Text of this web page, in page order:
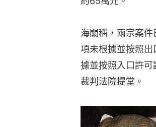
海關稱，兩宗案
項未根據並按照
據並按照入口許
裁判法院提堂。